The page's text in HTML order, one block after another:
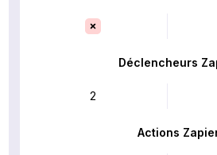
Déclencheurs
2
Actions